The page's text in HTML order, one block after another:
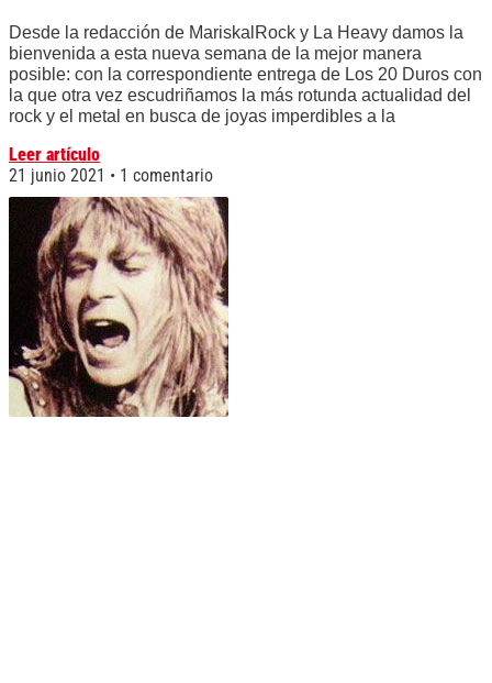
Desde la redacción de MariskalRock y La Heavy damos la
bienvenida a esta nueva semana de la mejor manera
posible: con la correspondiente entrega de Los 20 Duros con
la que otra vez escudriñamos la más rotunda actualidad del
rock y el metal en busca de joyas imperdibles a la
Leer artículo
21 junio 2021
1 comentario